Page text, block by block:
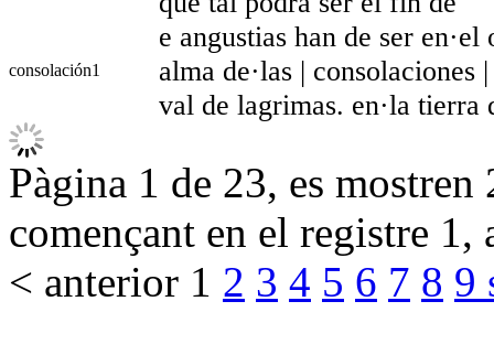
consolación1
e angustias han de ser
alma de·las | consolaciones
val de lagrimas. en·la tierra
Pàgina 1 de 23, es
començant en el registre 1,
< anterior 1 2 3 4 5 6 7 8 9